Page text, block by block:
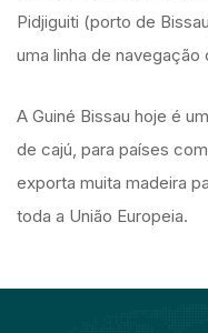
Pidjiguiti (porto de
uma linha de
A Guiné Bissau hoje é
de cajú, para países
exporta muita madeira
toda a União Europeia.